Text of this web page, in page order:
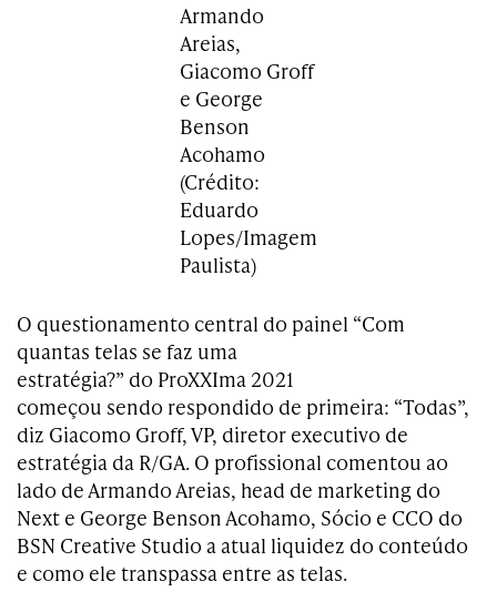
Armando
Areias,
Giacomo Groff
e George
Benson
Acohamo
(Crédito:
Eduardo
Lopes/Imagem
Paulista)
O questionamento central do painel “Com
quantas telas se faz uma
estratégia?” do ProXXIma 2021
começou sendo respondido de primeira: “Todas”,
diz Giacomo Groff, VP, diretor executivo de
estratégia da R/GA. O profissional comentou ao
lado de Armando Areias, head de marketing do
Next e George Benson Acohamo, Sócio e CCO do
BSN Creative Studio a atual liquidez do conteúdo
e como ele transpassa entre as telas.